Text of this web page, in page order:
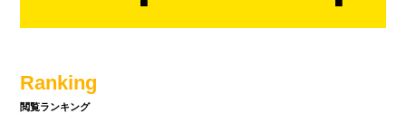
Ranking
閲覧ランキング